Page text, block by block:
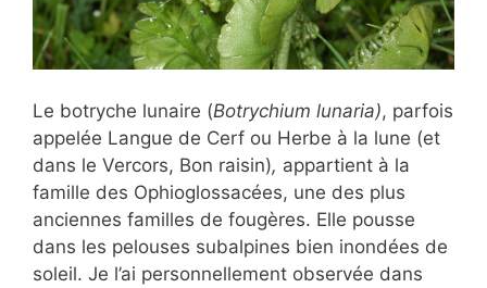
Le botryche lunaire (Botrychium lunaria), parfois
appelée Langue de Cerf ou Herbe à la lune (et
dans le Vercors, Bon raisin), appartient à la
famille des Ophioglossacées, une des plus
anciennes familles de fougères. Elle pousse
dans les pelouses subalpines bien inondées de
soleil. Je l’ai personnellement observée dans